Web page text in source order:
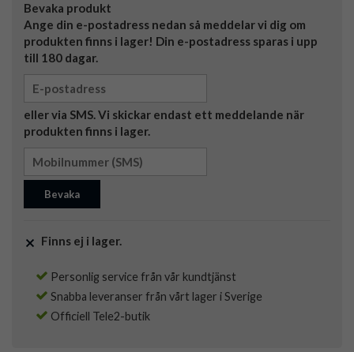
Bevaka produkt
Ange din e-postadress nedan så meddelar vi dig om
produkten finns i lager! Din e-postadress sparas i upp
till 180 dagar.
eller via SMS. Vi skickar endast ett meddelande när
produkten finns i lager.
Bevaka
Finns ej i lager.
Personlig service från vår kundtjänst
Snabba leveranser från vårt lager i Sverige
Officiell Tele2-butik